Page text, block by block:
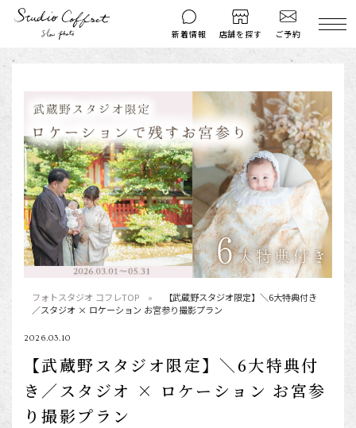
新着情報 店舗を探す ご予約
はじめての方へ 料金シミュレーション
衣装ギャラリー よくある質問
キャンペーン コフレマグ
お知らせ 資料請求
料金プラン
七五三
1/2成人式・十歳の祝い
十三祝い・十三参り
フォトスタジオ コフレTOP
【武蔵野スタジオ限定】＼6大特典付き
／スタジオ × ロケーション お宮参り撮影プラン
2026.03.10
【武蔵野スタジオ限定】＼6大特典付
き／スタジオ × ロケーション お宮参
り撮影プラン